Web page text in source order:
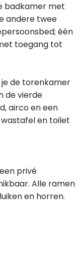
badkamer met
andere twee
één
toegang tot
de torenkamer
de vierde
airco en een
en toilet
privé
Alle ramen
en horren.